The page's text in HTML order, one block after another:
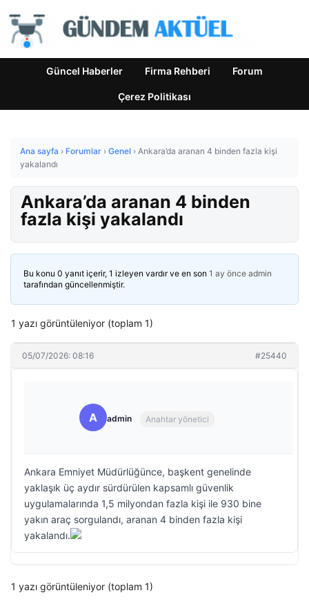
Güncel Haberler Firma Rehberi Forum
Çerez Politikası
Ana sayfa › Forumlar › Genel › Ankara’da aranan 4 binden fazla kişi
yakalandı
Ankara’da aranan 4 binden
fazla kişi yakalandı
Bu konu 0 yanıt içerir, 1 izleyen vardır ve en son 1 ay önce admin
tarafından güncellenmiştir.
1 yazı görüntüleniyor (toplam 1)
05/07/2026: 08:16 #25440
A admin Anahtar yönetici
Ankara Emniyet Müdürlüğünce, başkent genelinde
yaklaşık üç aydır sürdürülen kapsamlı güvenlik
uygulamalarında 1,5 milyondan fazla kişi ile 930 bine
yakın araç sorgulandı, aranan 4 binden fazla kişi
yakalandı.
1 yazı görüntüleniyor (toplam 1)